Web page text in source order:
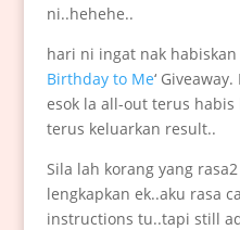
ni..hehehe..
hari ni ingat nak habiskan
Birthday to Me‘
esok la all-out terus
terus keluarkan result..
Sila lah korang yang
lengkapkan ek..aku rasa
instructions tu..tapi still